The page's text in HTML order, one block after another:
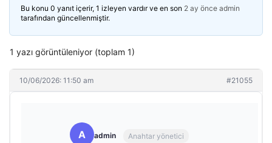
Bu konu 0 yanıt içerir, 1 izleyen vardır ve en son 2 ay önce admin
tarafından güncellenmiştir.
1 yazı görüntüleniyor (toplam 1)
10/06/2026: 11:50 am #21055
A admin Anahtar yönetici